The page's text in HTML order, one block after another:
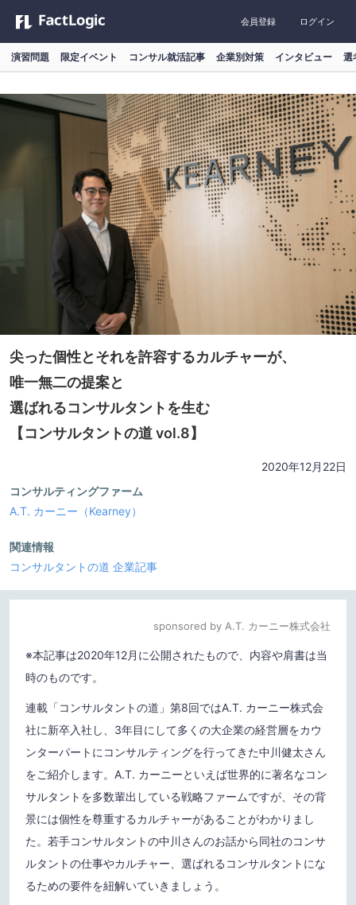
会員登録 ログイン
演習問題 限定イベント コンサル就活記事 企業別対策 インタビュー 選
尖った個性とそれを許容するカルチャーが、
唯一無二の提案と
選ばれるコンサルタントを生む
【コンサルタントの道 vol.8】
2020年12月22日
コンサルティングファーム
A.T. カーニー（Kearney）
関連情報
コンサルタントの道 企業記事
sponsored by A.T. カーニー株式会社
※本記事は2020年12月に公開されたもので、内容や肩書は当
時のものです。
連載「コンサルタントの道」第8回ではA.T. カーニー株式会
社に新卒入社し、3年目にして多くの大企業の経営層をカウ
ンターパートにコンサルティングを行ってきた中川健太さん
をご紹介します。A.T. カーニーといえば世界的に著名なコン
サルタントを多数輩出している戦略ファームですが、その背
景には個性を尊重するカルチャーがあることがわかりまし
た。若手コンサルタントの中川さんのお話から同社のコンサ
ルタントの仕事やカルチャー、選ばれるコンサルタントにな
るための要件を紐解いていきましょう。